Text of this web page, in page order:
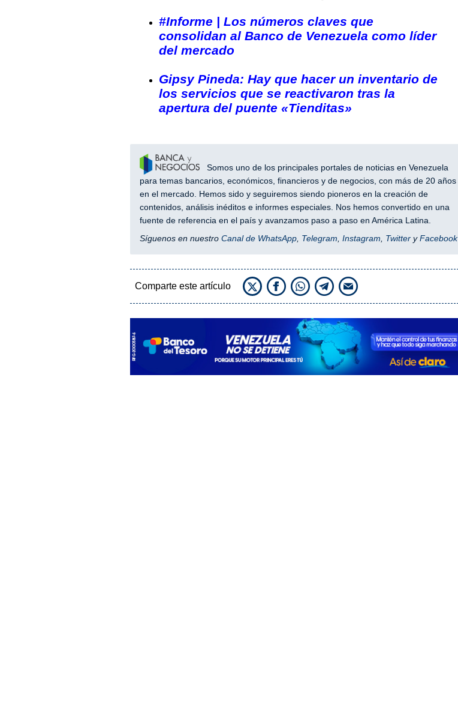
#Informe | Los números claves que
consolidan al Banco de Venezuela como líder
del mercado
Gipsy Pineda: Hay que hacer un inventario de
los servicios que se reactivaron tras la
apertura del puente «Tienditas»
Somos uno de los principales portales de noticias en Venezuela
para temas bancarios, económicos, financieros y de negocios, con más de 20 años
en el mercado. Hemos sido y seguiremos siendo pioneros en la creación de
contenidos, análisis inéditos e informes especiales. Nos hemos convertido en una
fuente de referencia en el país y avanzamos paso a paso en América Latina.
Síguenos en nuestro Canal de WhatsApp, Telegram Instagram TwitteryFacebook
Comparte este artículo